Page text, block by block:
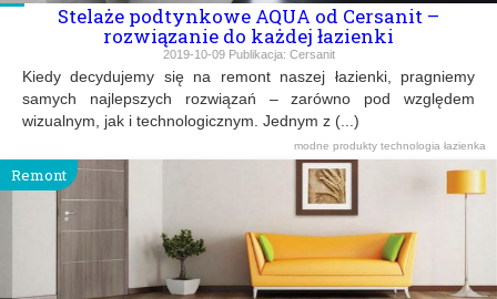
Stelaże podtynkowe AQUA od Cersanit –
rozwiązanie do każdej łazienki
2019-10-09Publikacja: Cersanit
Kiedy decydujemy się na remont naszej łazienki, pragniemy
samych najlepszych rozwiązań – zarówno pod względem
wizualnym, jak i technologicznym. Jednym z (...)
modne produkty technologia łazienka
Remont